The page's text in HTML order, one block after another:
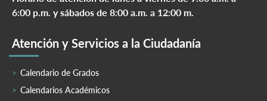
6:00 p.m. y sábados de 8:00 a.m. a 12:00 m.
Atención y Servicios a la Ciudadanía
Calendario de Grados
Calendarios Académicos